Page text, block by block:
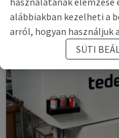
alábbiakban kezelheti a
arról, hogyan használjuk
SÜTI